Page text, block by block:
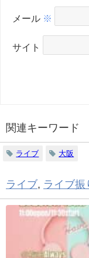
メール ※
サイト
関連キーワード
ライブ 大阪
ライブ, ライブ振